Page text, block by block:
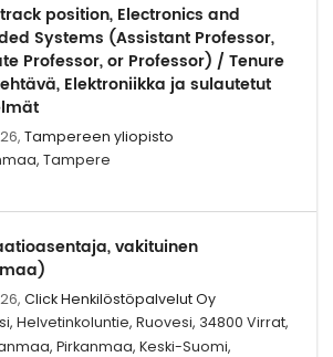
position, Electronics and
Systems (Assistant Professor,
Professor, or Professor) / Tenure
Elektroniikka ja sulautetut
Tampereen yliopisto
Tampere
vakituinen
Click Henkilöstöpalvelut Oy
Helvetinkoluntie, Ruovesi, 34800 Virrat,
Pirkanmaa, Keski-Suomi,